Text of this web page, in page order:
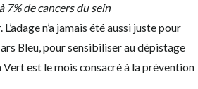
de cancers du sein
n’a jamais été aussi juste pour
Bleu, pour sensibiliser au dépistage
est le mois consacré à la prévention